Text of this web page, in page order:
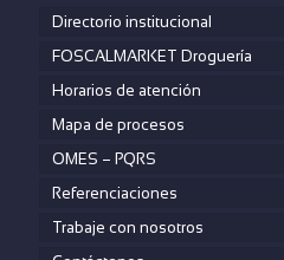
Directorio institucional
FOSCALMARKET Droguería
Horarios de atención
Mapa de procesos
OMES – PQRS
Referenciaciones
Trabaje con nosotros